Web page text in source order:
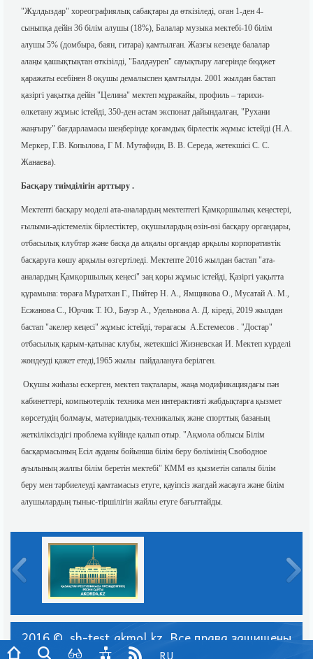
"Жұлдыздар" хореографиялық сабақтары да өткізіледі, оған 1-ден 4-
сыныпқа дейін 36 білім алушы (18%), Балалар музыка мектебі-10 білім
алушы 5% (домбыра, баян, гитара) қамтылған. Жазғы кезеңде балалар
алаңы қашықтықтан өткізілді, "Балдәурен" сауықтыру лагерінде бюджет
қаражаты есебінен 8 оқушы демалыспен қамтылды. 2001 жылдан бастап
қазіргі уақытқа дейін "Целина" мектеп мұражайы, профиль – тарихи-
өлкетану жұмыс істейді, 350-ден астам экспонат дайындалған, "Рухани
жаңғыру" бағдарламасы шеңберінде қоғамдық бірлестік жұмыс істейді (Н.А.
Меркер, Г.В. Копылова, Г М. Мутафиди, В. В. Середа, жетекшісі С. С.
Жанаева).
Басқару тиімділігін арттыру .
Мектепті басқару моделі ата-аналардың мектептегі Қамқоршылық кеңестері,
ғылыми-әдістемелік бірлестіктер, оқушылардың өзін-өзі басқару органдары,
отбасылық клубтар және басқа да алқалы органдар арқылы корпоративтік
басқаруға көшу арқылы өзгертіледі. Мектепте 2016 жылдан бастап "ата-
аналардың Қамқоршылық кеңесі" заң қоры жұмыс істейді, Қазіргі уақытта
құрамына: төраға Мұратхан Г., Пийтер Н. А., Ямщикова О., Мусатай А. М.,
Есжанова С., Юрчик Т. Ю., Бауэр А., Удельнова А. Д. кіреді, 2019 жылдан
бастап "әкелер кеңесі" жұмыс істейді, төрағасы А.Естемесов . "Достар"
отбасылық қарым-қатынас клубы, жетекшісі Жизневская И. Мектеп күрделі
жөндеуді қажет етеді,1965 жылы пайдалануға берілген.
Оқушы жиһазы ескерген, мектеп тақталары, жаңа модификациядағы пән
кабинеттері, компьютерлік техника мен интерактивті жабдықтарға қызмет
көрсетудің болмауы, материалдық-техникалық және спорттық базаның
жеткіліксіздігі проблема күйінде қалып отыр. "Ақмола облысы Білім
басқармасының Есіл ауданы бойынша білім беру бөлімінің Свободное
ауылының жалпы білім беретін мектебі" КММ өз қызметін сапалы білім
беру мен тәрбиелеуді қамтамасыз етуге, қауіпсіз жағдай жасауға және білім
алушылардың тыныс-тіршілігін жайлы етуге бағыттайды.
2016 © sh-test.akmol.kz. Все права защищены
RU